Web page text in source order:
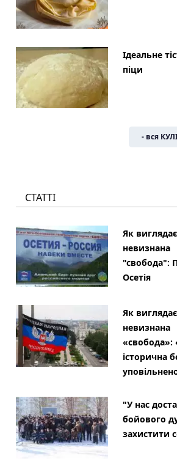
Ідеальне
піци
- вся
СТАТТІ
Як виглядає
невизнана
"свобода":
Осетія
Як виглядає
невизнана
«свобода»:
історична
"У нас
бойового
захистити